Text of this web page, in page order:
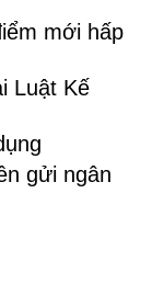
mới hấp
Luật Kế
gửi ngân